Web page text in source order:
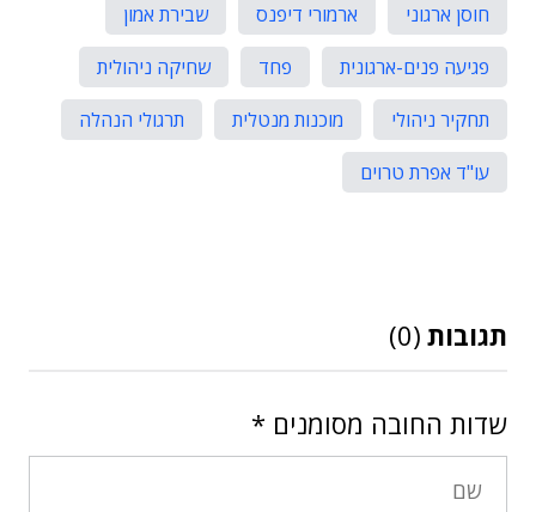
חוסן ארגוני
ארמורי דיפנס
שבירת אמון
פגיעה פנים-ארגונית
פחד
שחיקה ניהולית
תחקיר ניהולי
מוכנות מנטלית
תרגולי הנהלה
עו"ד אפרת טרוים
תגובות (0)
שדות החובה מסומנים *